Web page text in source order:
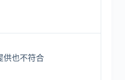
供也不符合